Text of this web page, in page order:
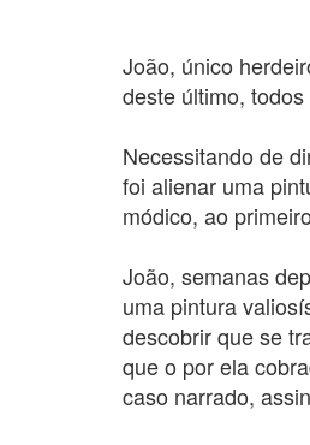
João, único
deste último,
Necessitando de
foi alienar uma
módico, ao
João, semanas
uma pintura
descobrir que se
que o por ela
caso narrado,